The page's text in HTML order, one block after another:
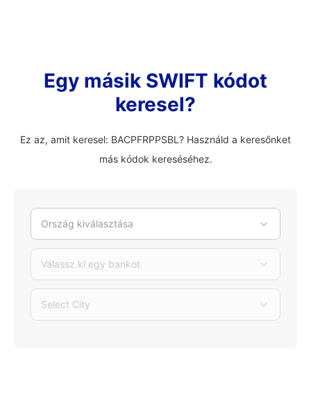
Egy másik SWIFT kódot
keresel?
Ez az, amit keresel: BACPFRPPSBL? Használd a keresőnket
más kódok kereséséhez.
Ország kiválasztása
Válassz ki egy bankot
Select City